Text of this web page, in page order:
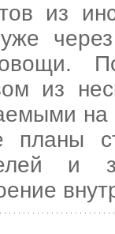
из
из
на
планы
и